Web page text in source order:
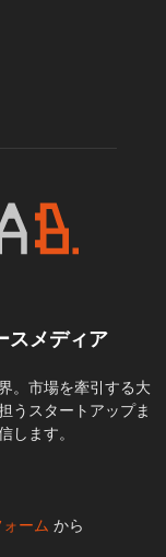
スメディア
。市場を牽引する大
うスタートアップま
します。
ーム から